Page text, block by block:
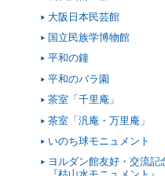
大阪日本民芸館
国立民族学博物館
平和の鐘
平和のバラ園
茶室「千里庵」
茶室「汎庵・万里庵」
いのち球モニュメント
ヨルダン館友好・交流記